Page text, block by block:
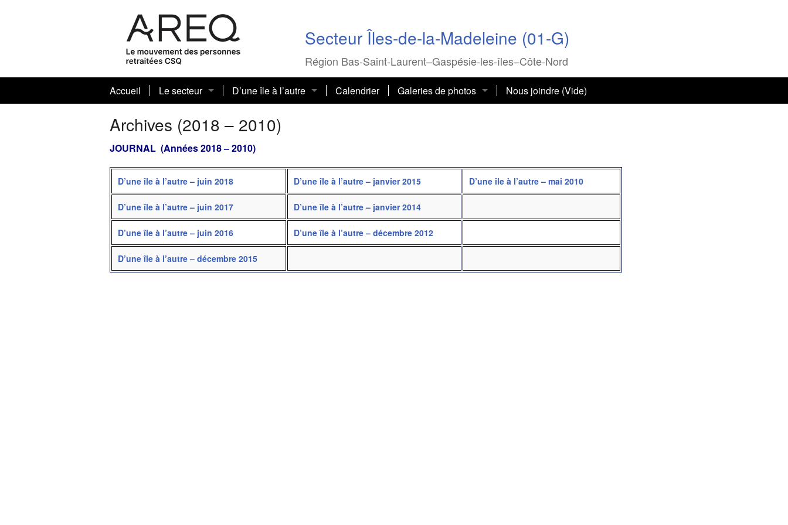
Secteur Îles-de-la-Madeleine (01-G)
Région Bas-Saint-Laurent–Gaspésie-les-îles–Côte-Nord
Accueil
Le secteur
Conseil sectoriel et autres comités
D’une île à l’autre
Archives (2018 – 2010)
Calendrier
Galeries de photos
Nous joindre (Vide)
Archives (2018 – 2010)
JOURNAL (Années 2018 – 2010)
D’une île à l’autre – juin 2018 D’une île à l’autre – janvier 2015 D’une île à l’autre – mai 2010
D’une île à l’autre – juin 2017 D’une île à l’autre – janvier 2014
D’une île à l’autre – juin 2016 D’une île à l’autre – décembre 2012
D’une île à l’autre – décembre 2015